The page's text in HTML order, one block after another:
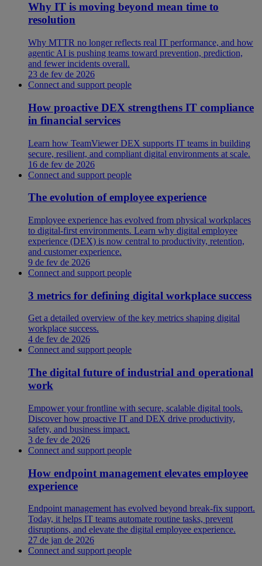
Why IT is moving beyond mean time to
resolution
Why MTTR no longer reflects real IT performance, and how
agentic AI is pushing teams toward prevention, prediction,
and fewer incidents overall.
23 de fev de 2026
Connect and support people
How proactive DEX strengthens IT compliance
in financial services
Learn how TeamViewer DEX supports IT teams in building
secure, resilient, and compliant digital environments at scale.
16 de fev de 2026
Connect and support people
The evolution of employee experience
Employee experience has evolved from physical workplaces
to digital-first environments. Learn why digital employee
experience (DEX) is now central to productivity, retention,
and customer experience.
9 de fev de 2026
Connect and support people
3 metrics for defining digital workplace success
Get a detailed overview of the key metrics shaping digital
workplace success.
4 de fev de 2026
Connect and support people
The digital future of industrial and operational
work
Empower your frontline with secure, scalable digital tools.
Discover how proactive IT and DEX drive productivity,
safety, and business impact.
3 de fev de 2026
Connect and support people
How endpoint management elevates employee
experience
Endpoint management has evolved beyond break-fix support.
Today, it helps IT teams automate routine tasks, prevent
disruptions, and elevate the digital employee experience.
27 de jan de 2026
Connect and support people